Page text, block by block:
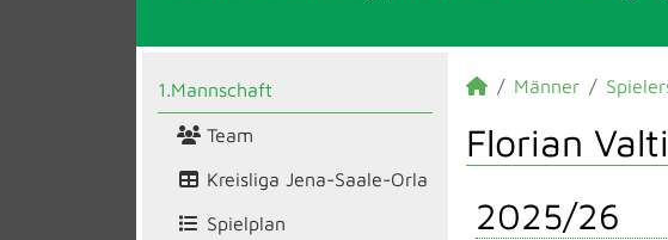
1.Mannschaft
Team
Kreisliga Jena-Saale-Orla
Spielplan
Männer
Florian
2025/26